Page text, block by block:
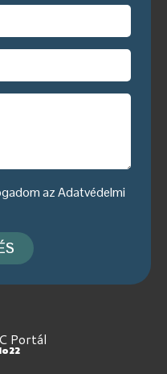
azAdatvédelmi
Portál